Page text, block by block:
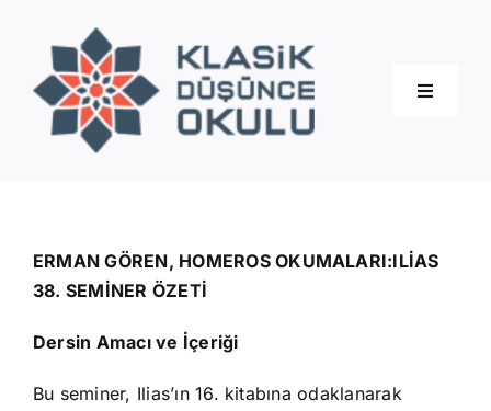
content
Toggle
Eğitimler
İletişim
ERMAN GÖREN, HOMEROS OKUMALARI:ILİAS
38. SEMİNER ÖZETİ
Dersin Amacı ve İçeriği
Bu seminer, Ilias’ın 16. kitabına odaklanarak